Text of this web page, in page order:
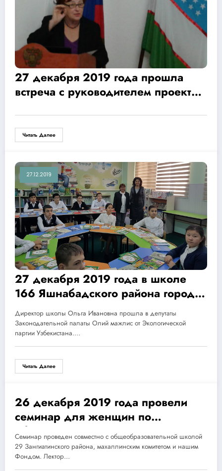
27 декабря 2019 года прошла
встреча с руководителем проекта
Богдановой Светланой
Михайловной.
Читать Далее
27.12.2019
27 декабря 2019 года в школе
166 Яшнабадского района города
Ташкента прошла
благотворительная акция Фонда
по передаче детской
художественной литературы
школьной библиотеке.
Директор школы Ольга Ивановна прошла в депутаты
Законодательной палаты Олий мажлис от Экологической
партии Узбекистана.…
Читать Далее
26.12.2019
26 декабря 2019 года провели
семинар для женщин по
общечеловеческим ценностям и
отношениям в семье.
Семинар проведен совместно с общеобразовательной школой
29 Зангиатинского района, махаллинским комитетом и нашим
Фондом. Лектор…